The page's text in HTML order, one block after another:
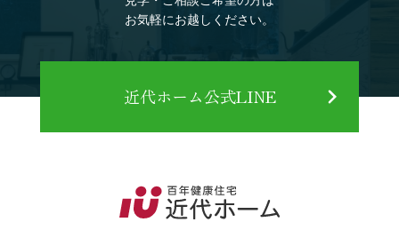
お気軽にお越しください。
近代ホーム公式LINE